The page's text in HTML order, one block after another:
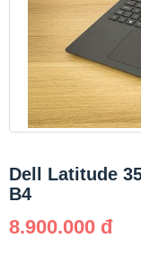
Dell Latitude
B4
8.900.000 đ